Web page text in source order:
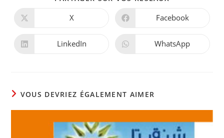
Ouvrir
autre
fenêtre
X Ouvrir
autre
fenêtre
Facebook
Ouvrir
LinkedIn Ouvrir
WhatsApp
VOUS DEVRIEZ ÉGALEMENT AIMER